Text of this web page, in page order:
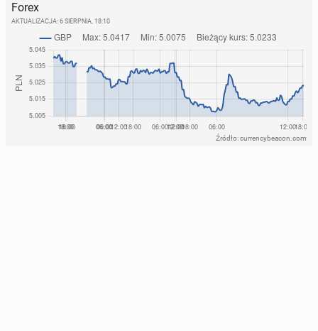
Forex
AKTUALIZACJA: 6 SIERPNIA, 18:10
Źródło: currencybeacon.com